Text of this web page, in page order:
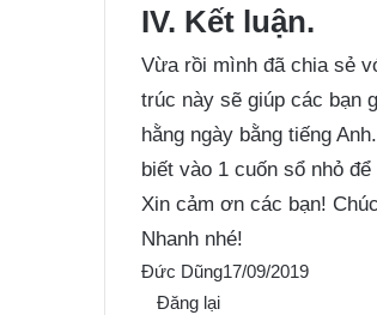
IV. Kết luận.
Vừa rồi mình đã chia sẻ
trúc này sẽ giúp các bạn
hằng ngày bằng tiếng
biết vào 1 cuốn sổ nhỏ
Xin cảm ơn các bạn!
Nhanh nhé!
Đức Dũng17/09/2019
Đăng lại